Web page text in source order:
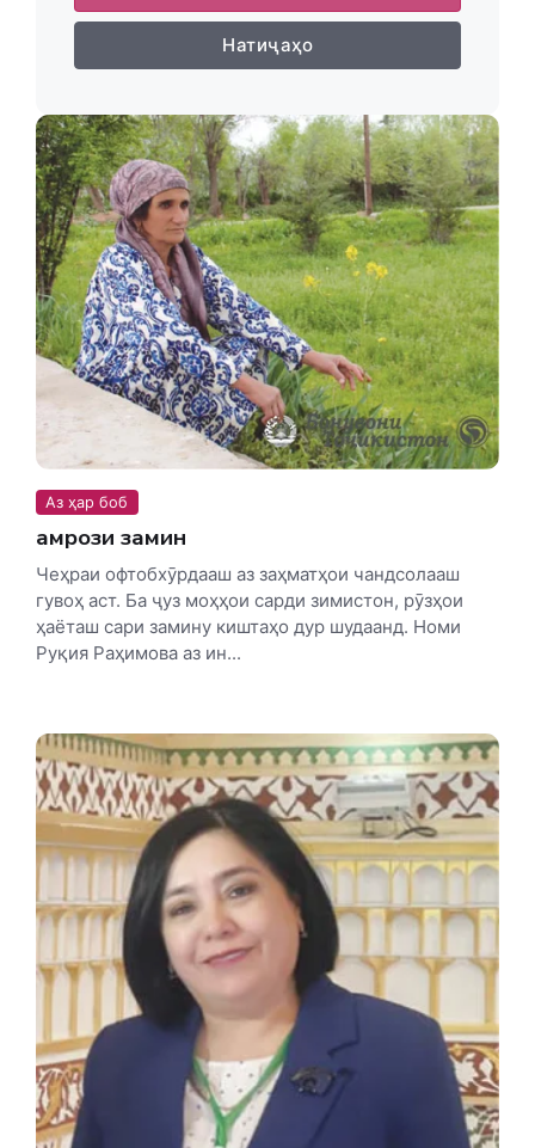
Натиҷаҳо
Аз ҳар боб
Ҳамрози замин
Чеҳраи офтобхӯрдааш аз заҳматҳои чандсолааш
гувоҳ аст. Ба ҷуз моҳҳои сарди зимистон, рӯзҳои
ҳаёташ сари замину киштаҳо дур шудаанд. Номи
Руқия Раҳимова аз ин...